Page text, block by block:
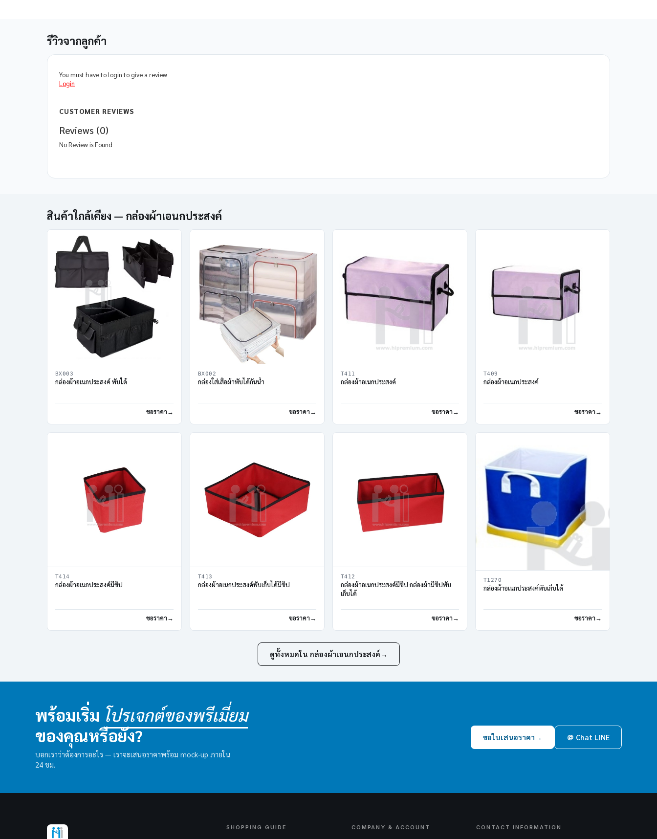
รีวิวจากลูกค้า
You must have to login to give a review
Login
CUSTOMER REVIEWS
Reviews (0)
No Review is Found
สินค้าใกล้เคียง — กล่องผ้าเอนกประสงค์
BX003
กล่องผ้าอเนกประสงค์ พับได้
ขอราคา
BX002
กล่องใส่เสื้อผ้าพับได้กันน้ำ
ขอราคา
T411
กล่องผ้าอเนกประสงค์
ขอราคา
T409
กล่องผ้าอเนกประสงค์
ขอราคา
T414
กล่องผ้าอเนกประสงค์มีซิป
ขอราคา
T413
กล่องผ้าอเนกประสงค์พับเก็บได้มีซิป
ขอราคา
T412
กล่องผ้าอเนกประสงค์มีซิป กล่องผ้ามีซิปพับ
เก็บได้
ขอราคา
T1270
กล่องผ้าอเนกประสงค์พับเก็บได้
ขอราคา
ดูทั้งหมดใน กล่องผ้าเอนกประสงค์ →
พร้อมเริ่ม โปรเจกต์ของพรีเมี่ยม
ของคุณหรือยัง?
บอกเราว่าต้องการอะไร — เราจะเสนอราคาพร้อม mock-up ภายใน
24 ชม.
ขอใบเสนอราคา → ＠ Chat LINE
SHOPPING GUIDE COMPANY & ACCOUNT CONTACT INFORMATION